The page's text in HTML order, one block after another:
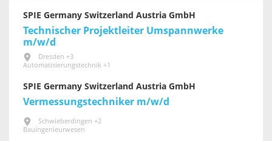
SPIE Germany Switzerland Austria GmbH
Technischer Projektleiter Umspannwerke
m/w/d
Dresden +3
Automatisierungstechnik +1
SPIE Germany Switzerland Austria GmbH
Vermessungstechniker m/w/d
Schwieberdingen +2
Bauingenieurwesen